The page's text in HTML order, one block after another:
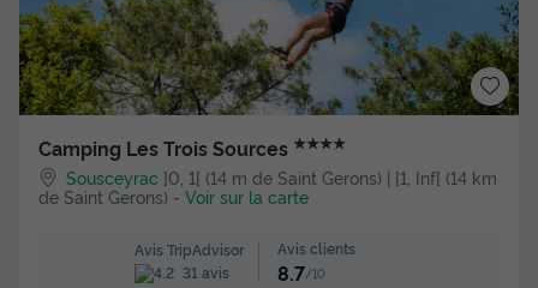
Camping Les Trois Sources ★★★★
Sousceyrac ]0, 1[ (14 m de Saint Gerons) | [1, Inf[ (14 km
de Saint Gerons) - Voir sur la carte
Avis TripAdvisor
31 avis
Avis clients
8.7/10